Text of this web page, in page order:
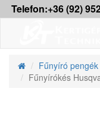
Telefon:+36 (92)
Fűnyíró pengék
Fűnyírókés